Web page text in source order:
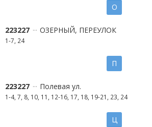
О
223227 ОЗЕРНЫЙ, ПЕРЕУЛОК
1-7, 24
П
223227 Полевая ул.
1-4, 7, 8, 10, 11, 12-16, 17, 18, 19-21, 23, 24
Ц